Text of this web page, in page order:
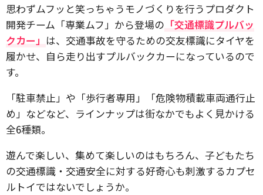
思わずムフッと笑っちゃうモノづくりを行うプロダクト
開発チーム「専業ムフ」から登場の 「交通標識プルバッ
クカー」 は、交通事故を守るための交友標識にタイヤを
履かせ、自ら走り出すプルバックカーになっているので
す。
「駐車禁止」や「歩行者専用」「危険物積載車両通行止
め」などなど、ラインナップは街なかでもよく見かける
全6種類。
遊んで楽しい、集めて楽しいのはもちろん、子どもたち
の交通標識・交通安全に対する好奇心も刺激するカプセ
ルトイではないでしょうか。